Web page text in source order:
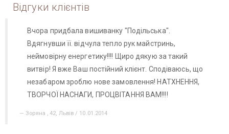
Відгуки клієнтів
Вчора придбала вишиванку "Подільська".
Вдягнувши її. відчула тепло рук майстринь,
неймовірну енергетику!!!! Щиро дякую за такий
витвір! Я вже Ваш постійний клієнт. Сподіваюсь, що
незабаром зроблю нове замовлення! НАТХНЕННЯ,
ТВОРЧОЇ НАСНАГИ, ПРОЦВІТАННЯ ВАМ!!!!
Зоряна , 42, Львів / 10.01.2014